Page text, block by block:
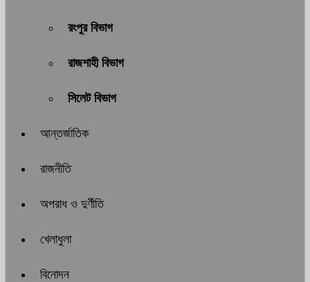
রংপুর বিভাগ
রাজশাহী বিভাগ
সিলেট বিভাগ
আন্তর্জাতিক
রাজনীতি
অপরাধ ও দুর্ণীতি
খেলাধুলা
বিনোদন